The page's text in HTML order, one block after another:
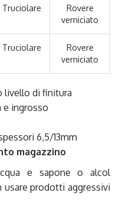
Truciolare
Rovere
verniciato
Truciolare
Rovere
verniciato
livello di finitura
e ingrosso
6,5/13mm
magazzino
e sapone o alcol
prodotti aggressivi